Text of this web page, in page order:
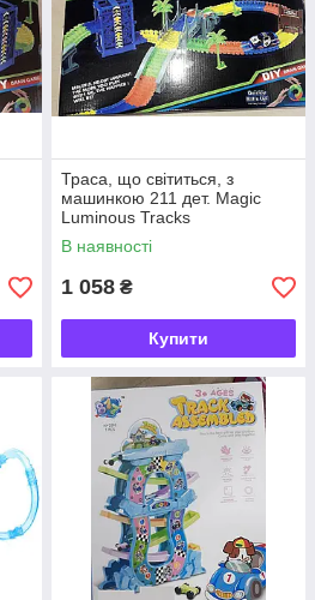
Траса, що світиться, з
машинкою 211 дет. Magic
Luminous Tracks
В наявності
1 058 ₴
Купити